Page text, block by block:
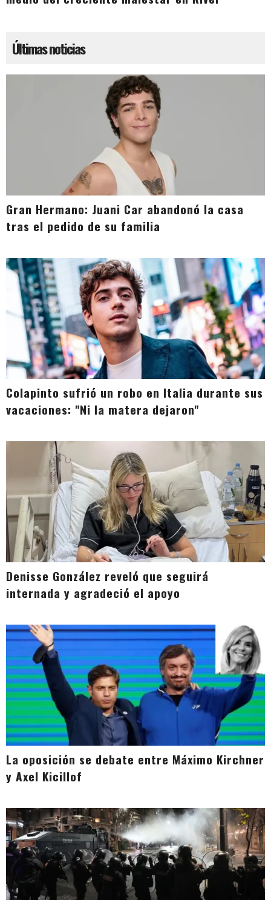
Últimas noticias
Gran Hermano: Juani Car abandonó la casa
tras el pedido de su familia
Colapinto sufrió un robo en Italia durante sus
vacaciones: "Ni la matera dejaron"
Denisse González reveló que seguirá
internada y agradeció el apoyo
La oposición se debate entre Máximo Kirchner
y Axel Kicillof